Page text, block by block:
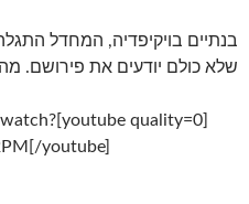
בנתיים בויקיפדיה, המחדל
שלא כולם יודעים את פירושם.
watch?
youtube]